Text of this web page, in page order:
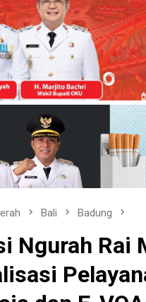
Bali Badung
Ngurah Rai